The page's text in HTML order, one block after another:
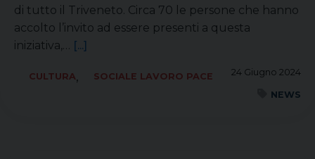
di tutto il Triveneto. Circa 70 le persone che hanno
accolto l’invito ad essere presenti a questa
iniziativa,… [...]
24 Giugno 2024
CULTURA,
SOCIALE LAVORO PACE
NEWS